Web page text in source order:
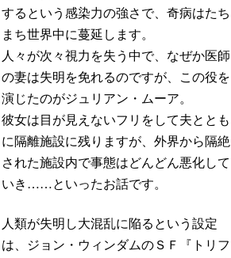
するという感染力の強さで、奇病はたち
まち世界中に蔓延します。
人々が次々視力を失う中で、なぜか医師
の妻は失明を免れるのですが、この役を
演じたのがジュリアン・ムーア。
彼女は目が見えないフリをして夫ととも
に隔離施設に残りますが、外界から隔絶
された施設内で事態はどんどん悪化して
いき……といったお話です。
人類が失明し大混乱に陥るという設定
は、ジョン・ウィンダムのＳＦ『トリフ